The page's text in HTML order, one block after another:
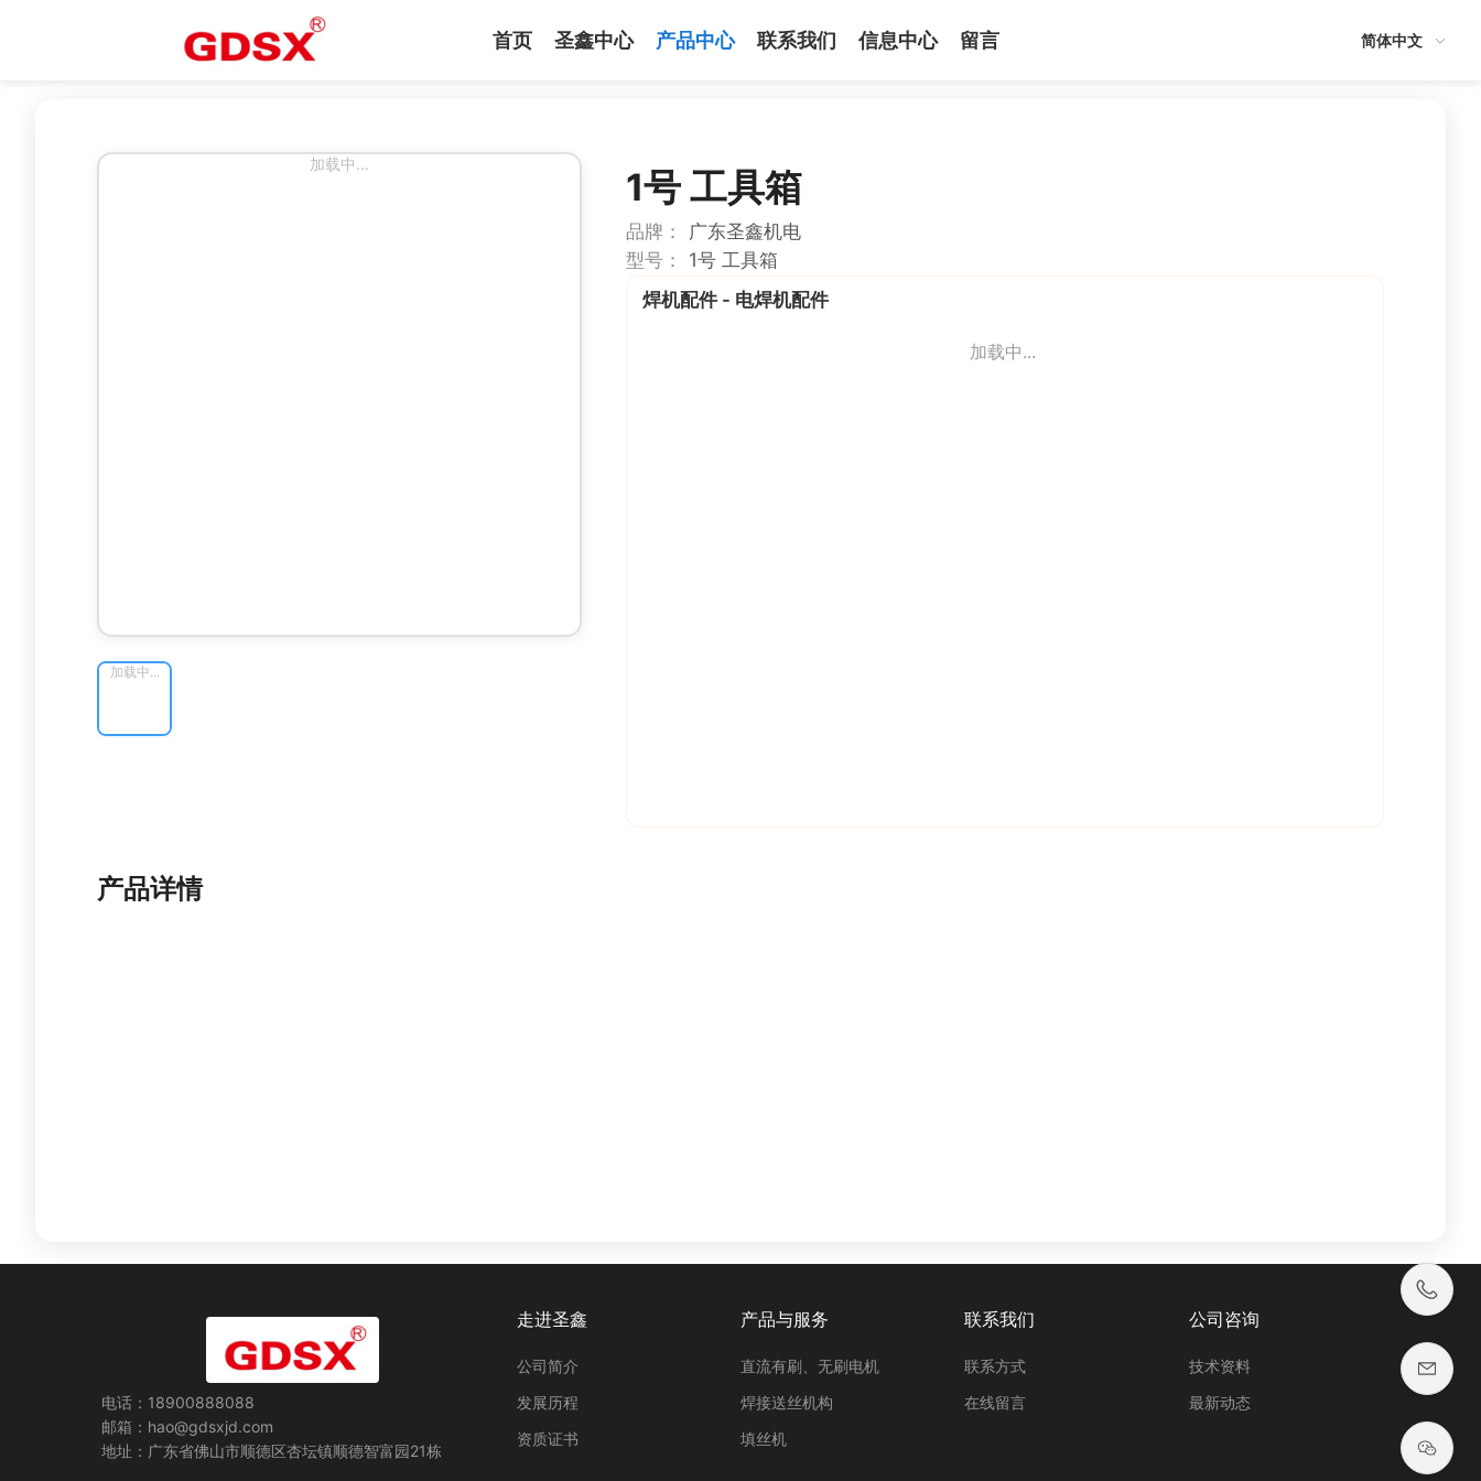
首页 圣鑫中心 产品中心 联系我们 信息中心 留言 简体中文
加载中...
加载中...
1号 工具箱
品牌：
广东圣鑫机电
型号：
1号 工具箱
焊机配件 - 电焊机配件
加载中...
产品详情
电话：18900888088
邮箱：hao@gdsxjd.com
地址：广东省佛山市顺德区杏坛镇顺德智富园21栋
走进圣鑫
公司简介
发展历程
资质证书
产品与服务
直流有刷、无刷电机
焊接送丝机构
填丝机
联系我们
联系方式
在线留言
公司咨询
技术资料
最新动态